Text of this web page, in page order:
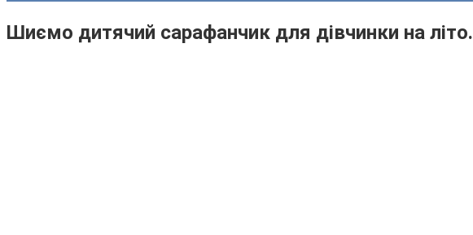
Шиємо дитячий сарафанчик для дівчинки на літо.